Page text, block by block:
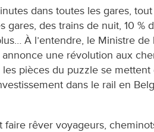
dans toutes les gares,
gares, des trains de nuit, 10 %
À l’entendre, le Ministre de
une révolution aux
pièces du puzzle se
dans le rail en
rêver voyageurs,